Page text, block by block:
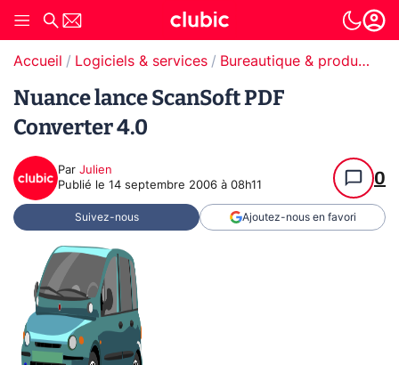
Accueil Logiciels & services Bureautique & productivité
Nuance lance ScanSoft PDF
Converter 4.0
Par Julien
Publié le 14 septembre 2006 à 08h11 0
Suivez-nous Ajoutez-nous en favori